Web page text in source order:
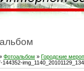
Фотоальбом » Городские
144352-